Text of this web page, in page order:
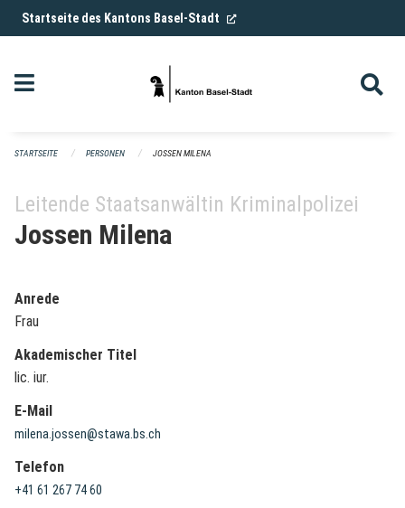
Navigation überspringen
Startseite des Kantons Basel-Stadt (External Link)
STARTSEITE PERSONEN JOSSEN MILENA
Leitende Staatsanwältin Kriminalpolizei
Jossen Milena
Anrede
Frau
Akademischer Titel
lic. iur.
E-Mail
milena.jossen@stawa.bs.ch
Telefon
+41 61 267 74 60